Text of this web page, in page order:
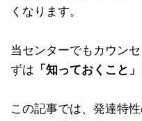
くなります。
当センターでもカウン
ずは 「知っておくこと
この記事では、発達特